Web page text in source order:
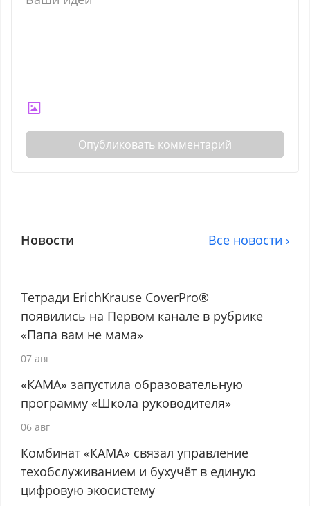
Опубликовать комментарий
Новости Все новости ›
Тетради ErichKrause CoverPro®
появились на Первом канале в рубрике
«Папа вам не мама»
07 авг
«КАМА» запустила образовательную
программу «Школа руководителя»
06 авг
Комбинат «КАМА» связал управление
техобслуживанием и бухучёт в единую
цифровую экосистему